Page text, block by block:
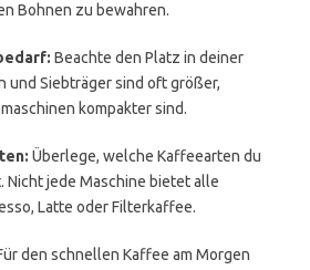
Bohnen zu bewahren.
Beachte den Platz in deiner
und Siebträger sind oft größer,
kompakter sind.
Überlege, welche Kaffeearten du
Nicht jede Maschine bietet alle
Latte oder Filterkaffee.
den schnellen Kaffee am Morgen